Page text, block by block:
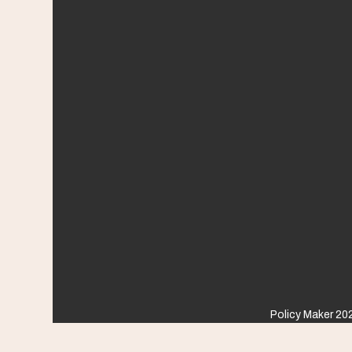
Policy Maker